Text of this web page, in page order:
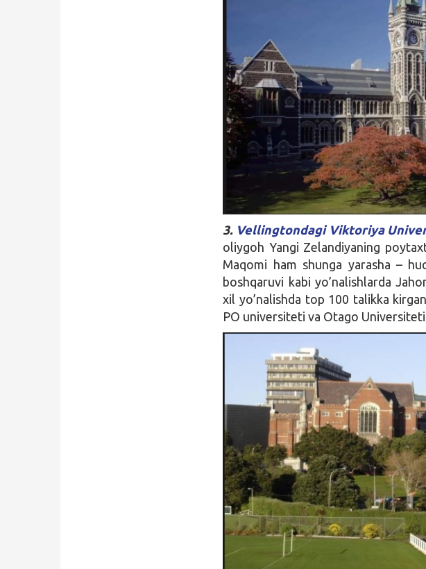
3. Vellingtondagi Viktoriya
oliygoh Yangi Zelandiyaning
Maqomi ham shunga yarasha –
boshqaruvi kabi yo’nalishlarda
xil yo’nalishda top 100 talikka
PO universiteti va Otago